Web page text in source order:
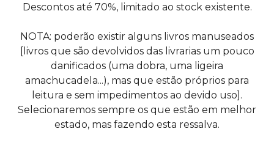
Descontos até 70%, limitado ao stock existente.
NOTA: poderão existir alguns livros manuseados
[livros que são devolvidos das livrarias um pouco
danificados (uma dobra, uma ligeira
amachucadela...), mas que estão próprios para
leitura e sem impedimentos ao devido uso].
Selecionaremos sempre os que estão em melhor
estado, mas fazendo esta ressalva.